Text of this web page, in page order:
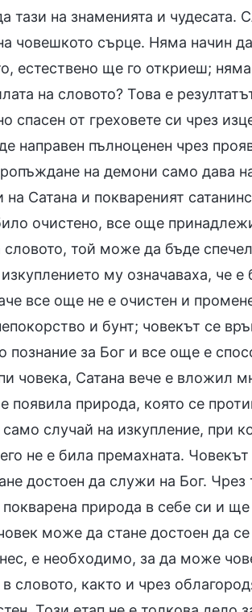
тази на знаменията и чудесата.
човешкото сърце. Няма начин
естествено ще го откриеш;
на словото? Това е
спасен от греховете си чрез
направен пълноценен чрез
на демони само дава
Сатана и поквареният
очистено, все още
той може да бъде
му означаваха, че
все още не е очистен и
и бунт; човекът се
познание за Бог и все още е
човека, Сатана вече е вложил
появила природа, която се
случай на изкупление, при
не е била премахната.
достоен да служи на Бог.
покварена природа в себе си и
може да стане достоен да
е необходимо, за да може
словото, както и чрез